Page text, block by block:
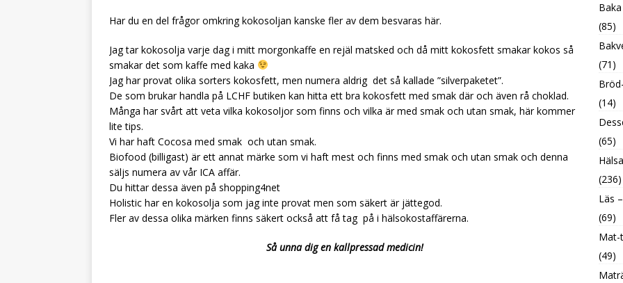
Har du en del frågor omkring kokosoljan kanske fler av dem besvaras här.
Jag tar kokosolja varje dag i mitt morgonkaffe en rejäl matsked och då mitt kokosfett smakar kokos så
smakar det som kaffe med kaka
Jag har provat olika sorters kokosfett, men numera aldrig det så kallade ”silverpaketet”.
De som brukar handla på LCHF butiken kan hitta ett bra kokosfett med smak där och även rå choklad.
Många har svårt att veta vilka kokosoljor som finns och vilka är med smak och utan smak, här kommer
lite tips.
Vi har haft Cocosa med smak och utan smak.
Biofood (billigast) är ett annat märke som vi haft mest och finns med smak och utan smak och denna
säljs numera av vår ICA affär.
Du hittar dessa även på shopping4net
Holistic har en kokosolja som jag inte provat men som säkert är jättegod.
Fler av dessa olika märken finns säkert också att få tag på i hälsokostaffärerna.
Så unna dig en kallpressad medicin!
(85)
(71)
(14)
(65)
(236)
Läs
(69)
Mat-
(49)